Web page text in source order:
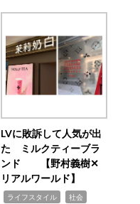
LVに敗訴して人気が出
た ミルクティーブラ
ンド 【野村義樹✕
リアルワールド】
ライフスタイル 社会